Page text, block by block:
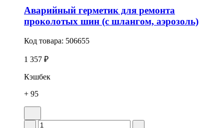
Аварийный герметик для ремонта
проколотых шин (с шлангом, аэрозоль)
Код товара: 506655
1 357 ₽
Кэшбек
+ 95